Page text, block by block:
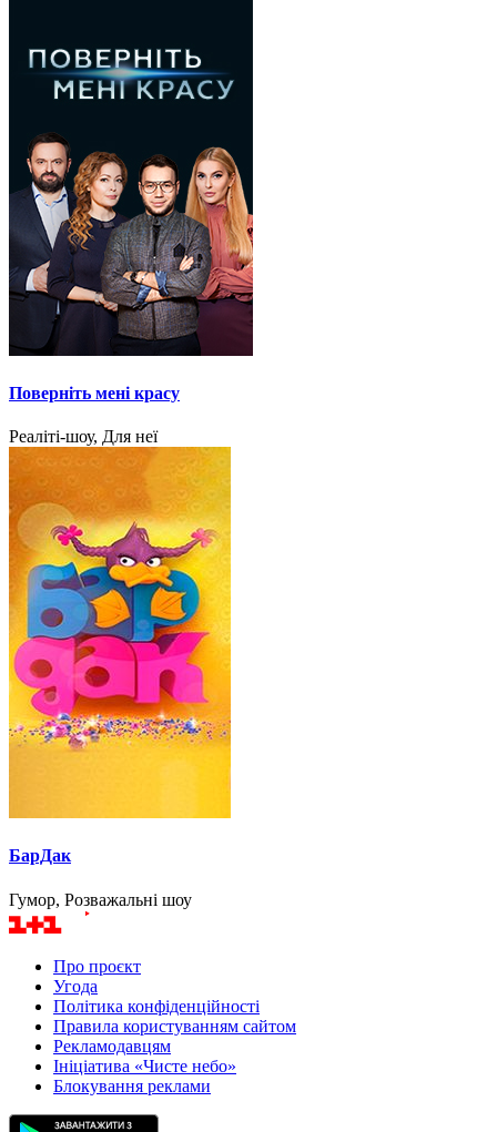
Поверніть мені красу
Реаліті-шоу, Для неї
БарДак
Гумор, Розважальні шоу
Про проєкт
Угода
Політика конфіденційності
Правила користуванням сайтом
Рекламодавцям
Ініціатива «Чисте небо»
Блокування реклами